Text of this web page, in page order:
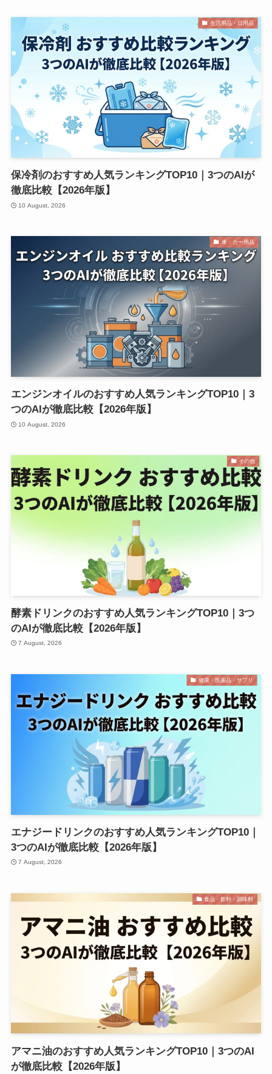
生活用品・日用品
保冷剤のおすすめ人気ランキングTOP10｜3つのAIが
徹底比較【2026年版】
10 August, 2026
車・カー用品
エンジンオイルのおすすめ人気ランキングTOP10｜3
つのAIが徹底比較【2026年版】
10 August, 2026
その他
酵素ドリンクのおすすめ人気ランキングTOP10｜3つ
のAIが徹底比較【2026年版】
7 August, 2026
健康・医薬品・サプリ
エナジードリンクのおすすめ人気ランキングTOP10｜
3つのAIが徹底比較【2026年版】
7 August, 2026
食品・飲料・調味料
アマニ油のおすすめ人気ランキングTOP10｜3つのAI
が徹底比較【2026年版】